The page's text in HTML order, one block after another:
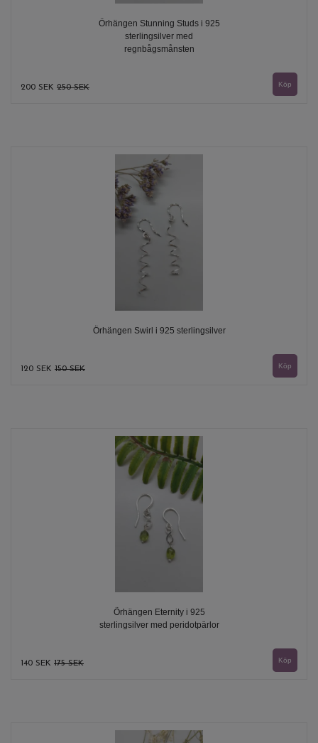
Örhängen Stunning Studs i 925
sterlingsilver med
regnbågsmånsten
200 SEK 250 SEK
Örhängen Swirl i 925 sterlingsilver
120 SEK 150 SEK
Örhängen Eternity i 925
sterlingsilver med peridotpärlor
140 SEK 175 SEK